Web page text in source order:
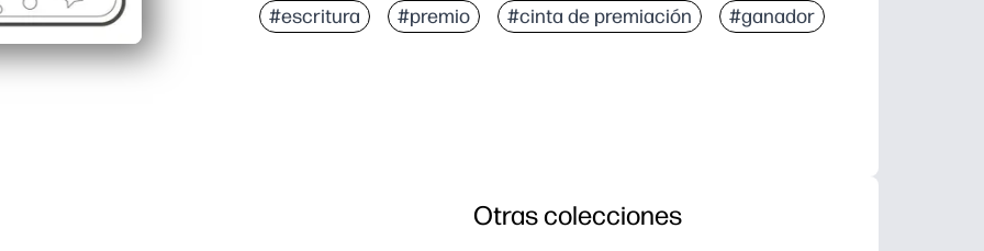
Baja tinta, página única: ahorra tinta y la publica en casilleros o tableros.
#escritura #premio #cinta de premiación #ganador
Otras colecciones